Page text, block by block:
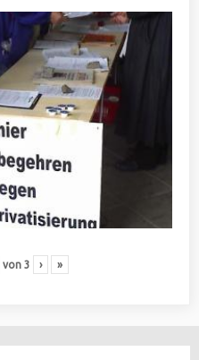
von 3 › »